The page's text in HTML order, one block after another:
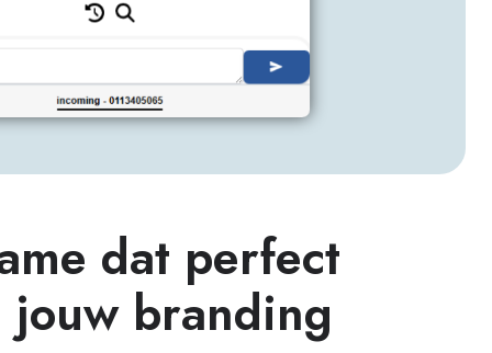
dat perfect
branding